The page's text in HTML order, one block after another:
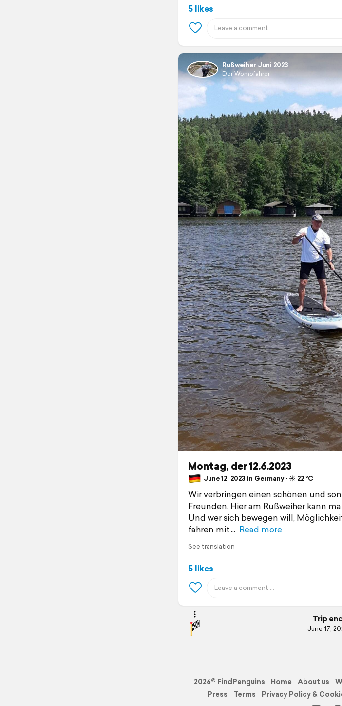
5 likes
Rußweiher Juni 2023
Der Womofahrer
Montag, der 12.6.2023
June 12, 2023 in Germany ⋅ ☀️ 22 °C
Wir verbringen einen schönen und
Freunden. Hier am Rußweiher kann
Und wer sich bewegen will,
fahren mit
Read more
See translation
5 likes
Trip
June 17,
2026© FindPenguins Home About us
Press
Terms Privacy Policy &